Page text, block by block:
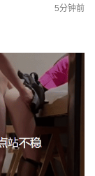
5分钟前